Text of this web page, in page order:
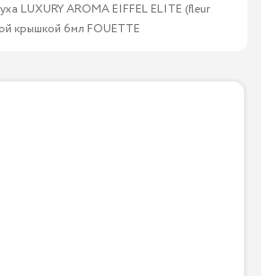
LUXURY AROMA EIFFEL ELITE (fleur
крышкой 6мл FOUETTE